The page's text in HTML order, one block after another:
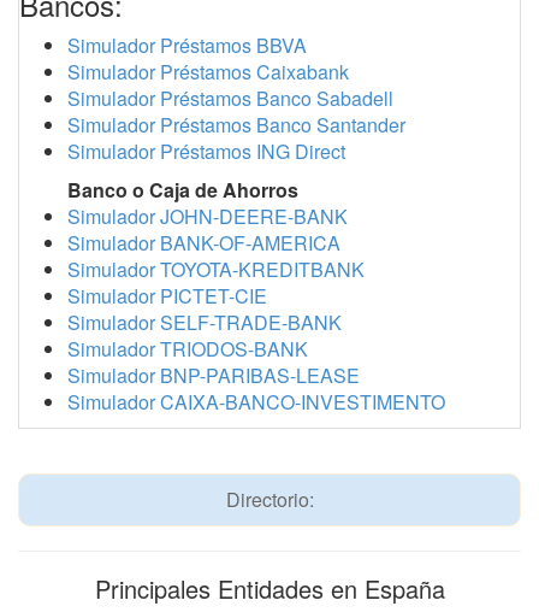
Simulador Préstamos BBVA
Simulador Préstamos Caixabank
Simulador Préstamos Banco Sabadell
Simulador Préstamos Banco Santander
Simulador Préstamos ING Direct
Banco o Caja de Ahorros
Simulador JOHN-DEERE-BANK
Simulador BANK-OF-AMERICA
Simulador TOYOTA-KREDITBANK
Simulador PICTET-CIE
Simulador SELF-TRADE-BANK
Simulador TRIODOS-BANK
Simulador BNP-PARIBAS-LEASE
Simulador CAIXA-BANCO-INVESTIMENTO
Directorio:
Principales Entidades en España